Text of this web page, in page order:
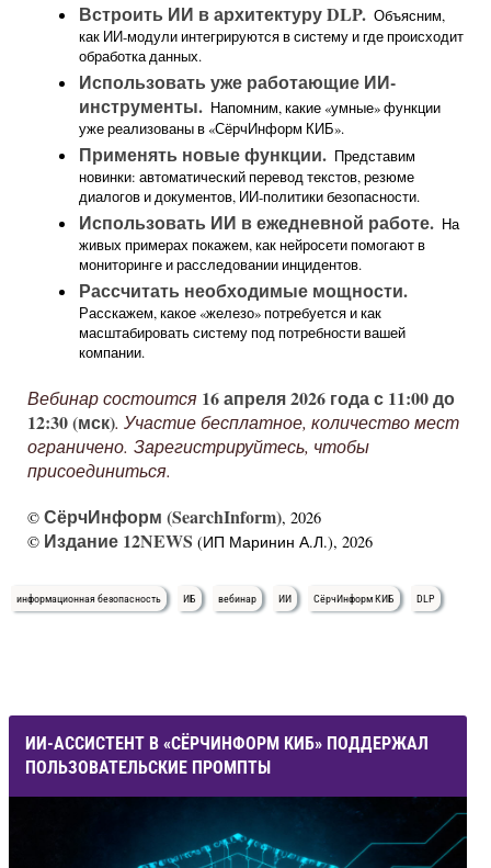
Встроить ИИ в архитектуру DLP. Объясним,
как ИИ-модули интегрируются в систему и где происходит
обработка данных.
Использовать уже работающие ИИ-
инструменты. Напомним, какие «умные» функции
уже реализованы в «СёрчИнформ КИБ».
Применять новые функции. Представим
новинки: автоматический перевод текстов, резюме
диалогов и документов, ИИ-политики безопасности.
Использовать ИИ в ежедневной работе. На
живых примерах покажем, как нейросети помогают в
мониторинге и расследовании инцидентов.
Рассчитать необходимые мощности.
Расскажем, какое «железо» потребуется и как
масштабировать систему под потребности вашей
компании.
Вебинар состоится 16 апреля2026 года с 11:00 до
12:30 (мск). Участие бесплатное, количество мест
ограничено. Зарегистрируйтесь, чтобы
присоединиться.
© СёрчИнформ (SearchInform), 2026
© Издание 12NEWS (ИП Маринин А.Л.), 2026
информационная безопасность ИБ вебинар ИИ СёрчИнформ КИБ DLP
ИИ-АССИСТЕНТ В «СЁРЧИНФОРМ КИБ» ПОДДЕРЖАЛ
ПОЛЬЗОВАТЕЛЬСКИЕ ПРОМПТЫ